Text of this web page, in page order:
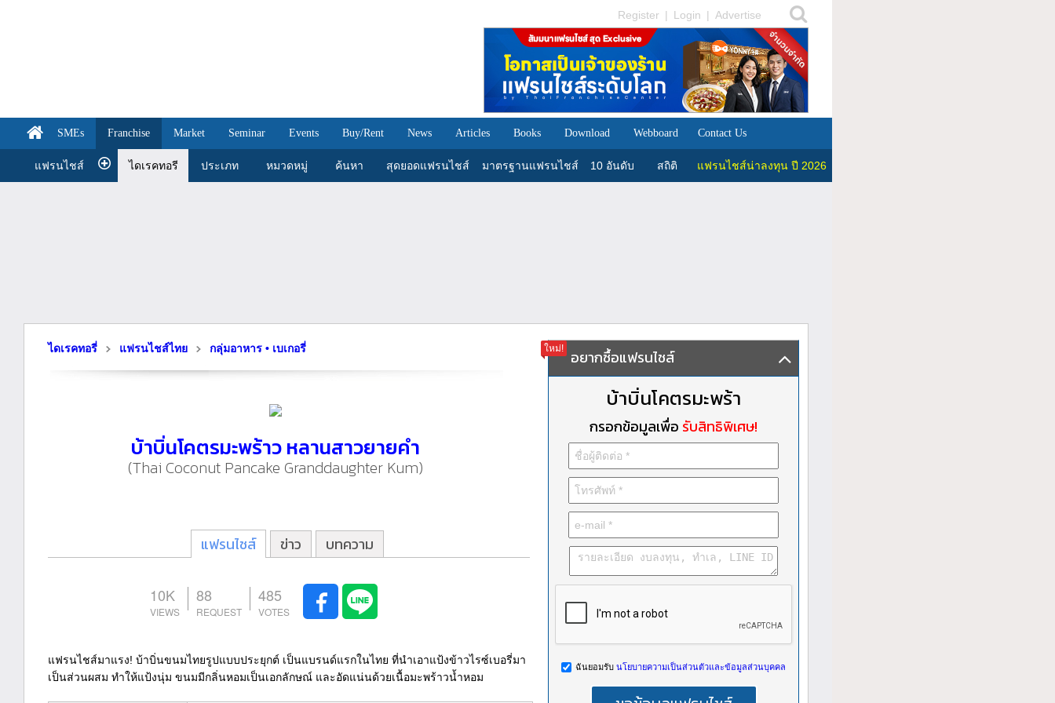
Register | Login | Advertise
SMEs Franchise Market Seminar Events Buy/Rent News Articles Books Download Webboard Contact Us
แฟรนไชส์ ไดเรคทอรี ประเภท หมวดหมู่ ค้นหา สุดยอดแฟรนไชส์ มาตรฐานแฟรนไชส์ 10 อันดับ สถิติ แฟรนไชส์น่าลงทุน ปี 2026
ไดเรคทอรี่ แฟรนไชส์ไทย กลุ่มอาหาร • เบเกอรี่
บ้าบิ่นโคตรมะพร้าว หลานสาวยายคำ
(Thai Coconut Pancake Granddaughter Kum)
แฟรนไชส์ ข่าว บทความ
10K 88 485
แฟรนไชส์มาแรง! บ้าบิ่นขนมไทยรูปแบบประยุกต์ เป็นแบรนด์แรกในไทย ที่นำเอาแป้งข้าวไรซ์เบอรี่มา
เป็นส่วนผสม ทำให้แป้งนุ่ม ขนมมีกลิ่นหอมเป็นเอกลักษณ์ และอัดแน่นด้วยเนื้อมะพร้าวน้ำหอม
ใหม่! อยากซื้อแฟรนไชส์
บ้าบิ่นโคตรมะพร้า
กรอกข้อมูลเพื่อ รับสิทธิพิเศษ!
ฉันยอมรับ นโยบายความเป็นส่วนตัวและข้อมูลส่วนบุคคล